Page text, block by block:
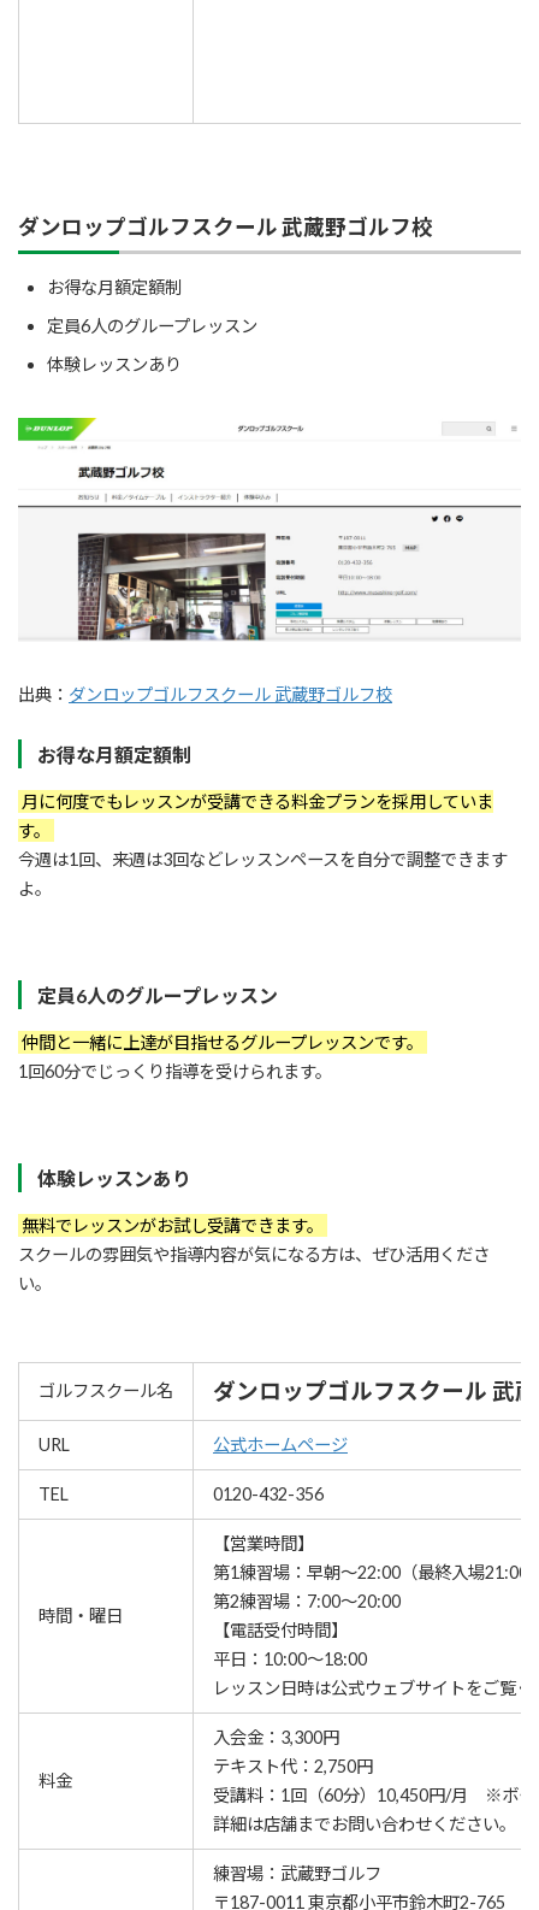
ダンロップゴルフスクール 武蔵野ゴルフ校
お得な月額定額制
定員6人のグループレッスン
体験レッスンあり
出典： ダンロップゴルフスクール 武蔵野ゴルフ校
お得な月額定額制
月に何度でもレッスンが受講できる料金プランを採用していま
す。
今週は1回、来週は3回などレッスンペースを自分で調整できます
よ。
定員6人のグループレッスン
仲間と一緒に上達が目指せるグループレッスンです。
1回60分でじっくり指導を受けられます。
体験レッスンあり
無料でレッスンがお試し受講できます。
スクールの雰囲気や指導内容が気になる方は、ぜひ活用くださ
い。
ゴルフスクール名 ダンロップゴルフスクール 武
URL 公式ホームページ
TEL 0120-432-356
時間・曜日
【営業時間】
第1練習場：早朝～22:00（最終入場21:00
第2練習場：7:00～20:00
【電話受付時間】
平日：10:00～18:00
レッスン⽇時は公式ウェブサイトをご覧く
料金
入会金：3,300円
テキスト代：2,750円
受講料：1回（60分）10,450円/月 ※ボー
詳細は店舗までお問い合わせください。
練習場：武蔵野ゴルフ
〒187-0011 東京都小平市鈴木町2-765